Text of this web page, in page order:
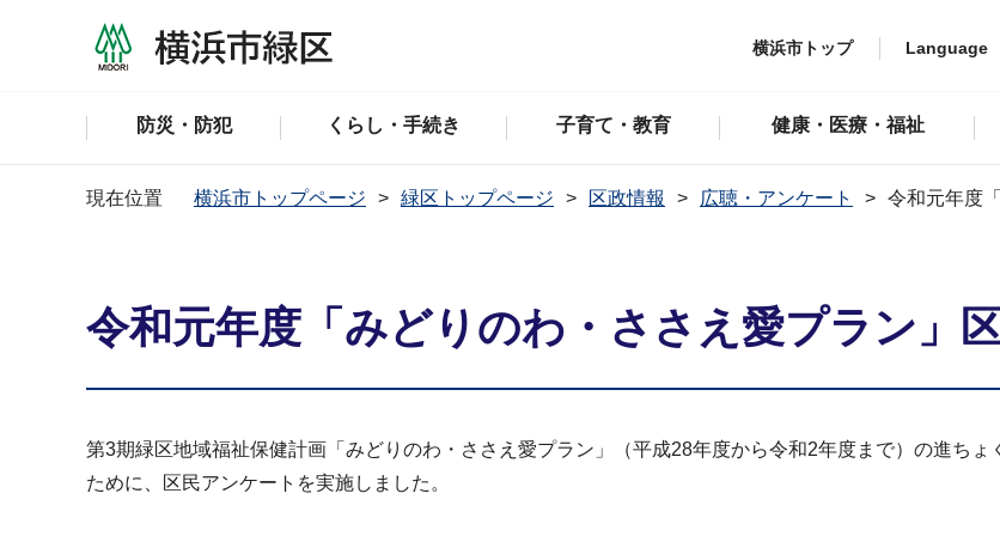
横浜市トップ Language
防災・防犯 くらし・手続き 子育て・教育 健康・医療・福祉
現在位置 横浜市トップページ 緑区トップページ 区政情報 広聴・アンケート 令和元年度
令和元年度「みどりのわ・ささえ愛プラン」
第3期緑区地域福祉保健計画「みどりのわ・ささえ愛プラン」（平成28年度から令和2年度まで）の進ち
ために、区民アンケートを実施しました。